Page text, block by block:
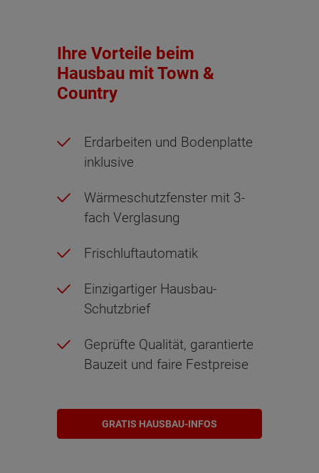
Ihre Vorteile beim
Hausbau mit Town &
Country
Erdarbeiten und Bodenplatte
inklusive
Wärmeschutzfenster mit 3-
fach Verglasung
Frischluftautomatik
Einzigartiger Hausbau-
Schutzbrief
Geprüfte Qualität, garantierte
Bauzeit und faire Festpreise
GRATIS HAUSBAU-INFOS